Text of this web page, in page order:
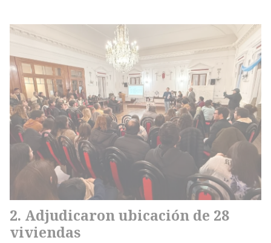
Adjudicaron ubicación de 28
viviendas